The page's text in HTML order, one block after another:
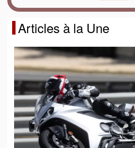
Articles à la Une